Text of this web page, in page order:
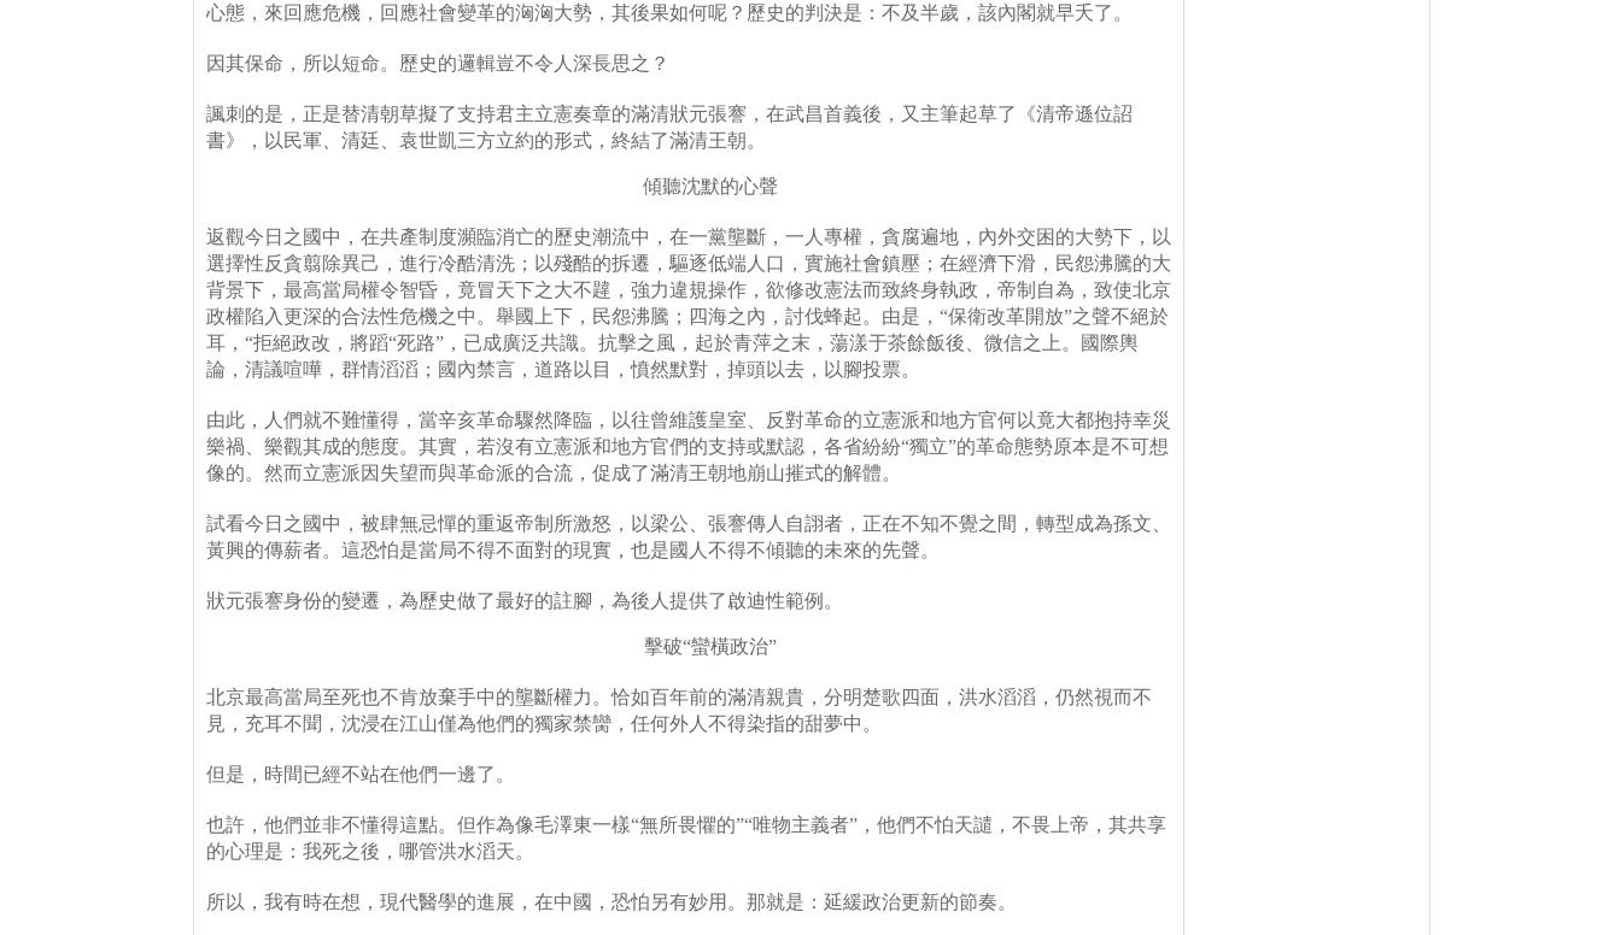
心態，來回應危機，回應社會變革的洶洶大勢，其後果如何呢？歷史的判決是：不及半歲，該內閣就早夭了。
因其保命，所以短命。歷史的邏輯豈不令人深長思之？
諷刺的是，正是替清朝草擬了支持君主立憲奏章的滿清狀元張謇，在武昌首義後，又主筆起草了《清帝遜位詔
書》，以民軍、清廷、袁世凱三方立約的形式，終結了滿清王朝。
傾聽沈默的心聲
返觀今日之國中，在共產制度瀕臨消亡的歷史潮流中，在一黨壟斷，一人專權，貪腐遍地，內外交困的大勢下，以
選擇性反貪翦除異己，進行冷酷清洗；以殘酷的拆遷，驅逐低端人口，實施社會鎮壓；在經濟下滑，民怨沸騰的大
背景下，最高當局權令智昏，竟冒天下之大不韙，強力違規操作，欲修改憲法而致終身執政，帝制自為，致使北京
政權陷入更深的合法性危機之中。舉國上下，民怨沸騰；四海之內，討伐蜂起。由是， “保衛改革開放”之聲不絕於
耳， “拒絕政改，將蹈“死路” ，已成廣泛共識。抗擊之風，起於青萍之末，蕩漾于茶餘飯後、微信之上。國際輿
論，清議喧嘩，群情滔滔；國內禁言，道路以目，憤然默對，掉頭以去，以腳投票。
由此，人們就不難懂得，當辛亥革命驟然降臨，以往曾維護皇室、反對革命的立憲派和地方官何以竟大都抱持幸災
樂禍、樂觀其成的態度。其實，若沒有立憲派和地方官們的支持或默認，各省紛紛“獨立”的革命態勢原本是不可想
像的。然而立憲派因失望而與革命派的合流，促成了滿清王朝地崩山摧式的解體。
試看今日之國中，被肆無忌憚的重返帝制所激怒，以梁公、張謇傳人自詡者，正在不知不覺之間，轉型成為孫文、
黃興的傳薪者。這恐怕是當局不得不面對的現實，也是國人不得不傾聽的未來的先聲。
狀元張謇身份的變遷，為歷史做了最好的註腳，為後人提供了啟迪性範例。
擊破“蠻橫政治”
北京最高當局至死也不肯放棄手中的壟斷權力。恰如百年前的滿清親貴，分明楚歌四面，洪水滔滔，仍然視而不
見，充耳不聞，沈浸在江山僅為他們的獨家禁臠，任何外人不得染指的甜夢中。
但是，時間已經不站在他們一邊了。
也許，他們並非不懂得這點。但作為像毛澤東一樣“無所畏懼的”“唯物主義者” ，他們不怕天譴，不畏上帝，其共享
的心理是：我死之後，哪管洪水滔天。
所以，我有時在想，現代醫學的進展，在中國，恐怕另有妙用。那就是：延緩政治更新的節奏。